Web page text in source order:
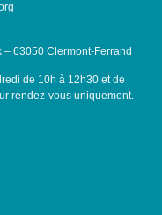
63050 Clermont-Ferrand
de 10h à 12h30 et de
rendez-vous uniquement.